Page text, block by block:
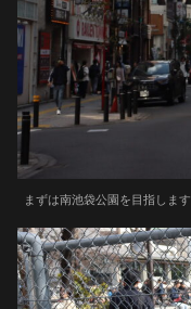
まずは南池袋公園を目指します